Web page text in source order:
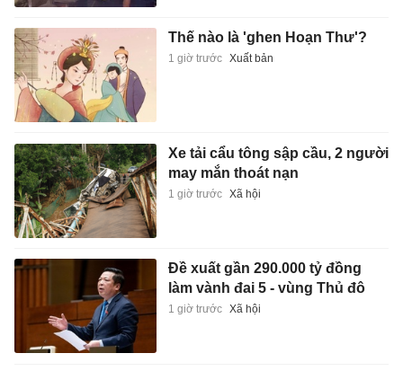
Thế nào là 'ghen Hoạn Thư'?
1 giờ trước Xuất bản
Xe tải cẩu tông sập cầu, 2 người
may mắn thoát nạn
1 giờ trước Xã hội
Đề xuất gần 290.000 tỷ đồng
làm vành đai 5 - vùng Thủ đô
1 giờ trước Xã hội